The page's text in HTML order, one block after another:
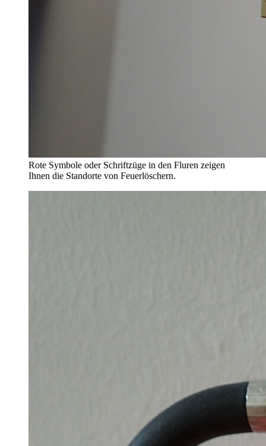
Rote Symbole oder Schriftzüge in den Fluren zeigen
Ihnen die Standorte von Feuerlöschern.